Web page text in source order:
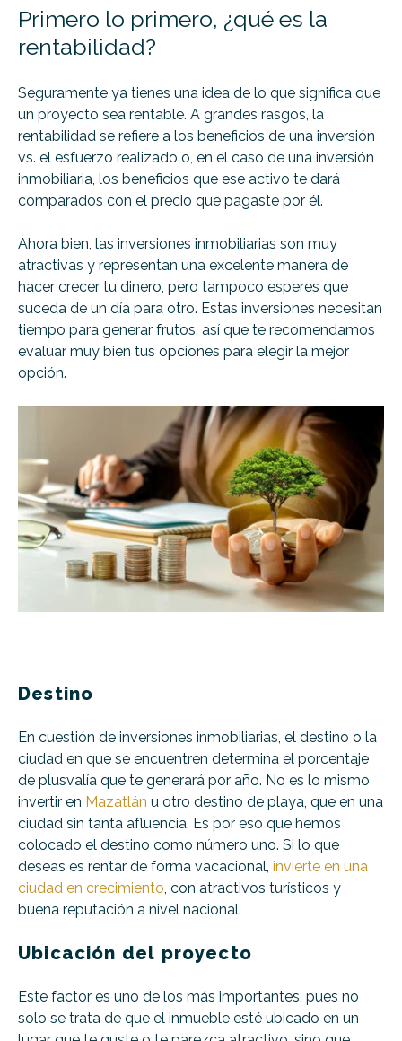
Primero lo primero, ¿qué es la
rentabilidad?
Seguramente ya tienes una idea de lo que significa que
un proyecto sea rentable. A grandes rasgos, la
rentabilidad se refiere a los beneficios de una inversión
vs. el esfuerzo realizado o, en el caso de una inversión
inmobiliaria, los beneficios que ese activo te dará
comparados con el precio que pagaste por él.
Ahora bien, las inversiones inmobiliarias son muy
atractivas y representan una excelente manera de
hacer crecer tu dinero, pero tampoco esperes que
suceda de un día para otro. Estas inversiones necesitan
tiempo para generar frutos, así que te recomendamos
evaluar muy bien tus opciones para elegir la mejor
opción.
Destino
En cuestión de inversiones inmobiliarias, el destino o la
ciudad en que se encuentren determina el porcentaje
de plusvalía que te generará por año. No es lo mismo
invertir en Mazatlán u otro destino de playa, que en una
ciudad sin tanta afluencia. Es por eso que hemos
colocado el destino como número uno. Si lo que
deseas es rentar de forma vacacional, invierte en una
ciudad en crecimiento , con atractivos turísticos y
buena reputación a nivel nacional.
Ubicación del proyecto
Este factor es uno de los más importantes, pues no
solo se trata de que el inmueble esté ubicado en un